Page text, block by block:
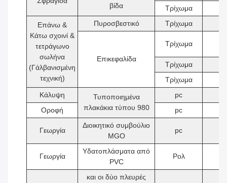
βίδα
Τρίχωμα
Επάνω &
Κάτω σχοινί &
τετράγωνο
σωλήνα
(Γάλβανισμένη
τεχνική)
Πυροσβεστικό Τρίχωμα
Επικεφαλίδα
Τρίχωμα
Τρίχωμα
Τρίχωμα
Κάλυψη
Τυποποιημένα
πλακάκια τύπου 980
pc
Οροφή
pc
Γεωργία
Διοικητικό συμβούλιο
MGO
pc
Γεωργία
Υδατοπλάσματα από
PVC
Ρολ
και οι δύο πλευρές